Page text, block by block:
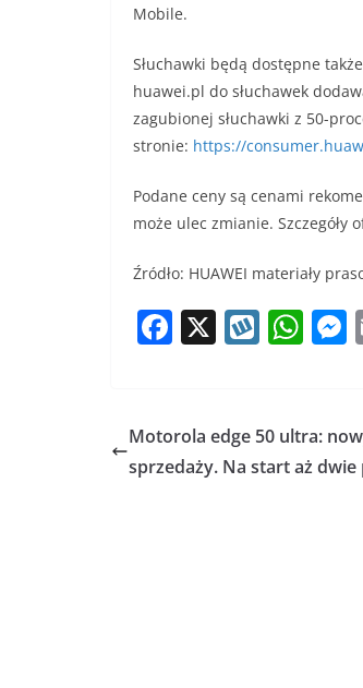
Mobile.
Słuchawki będą dostępne
huawei.pl do słuchawek
zagubionej słuchawki z 50-
stronie: https://
Podane ceny są cenami
może ulec zmianie. Szczegóły
Źródło: HUAWEI materiały
F
a
e
b
X W
y
o
p
W
h
s
A
Motorola edge 50 ultra:
sprzedaży. Na start aż